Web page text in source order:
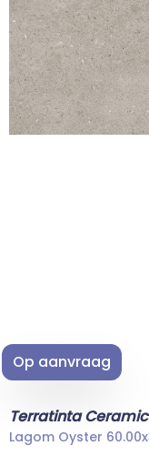
Op aanvraag
Terratinta
Lagom Oyster